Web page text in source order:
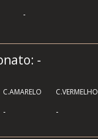
-
-
C.AMARELO C.VERMELHO
- -